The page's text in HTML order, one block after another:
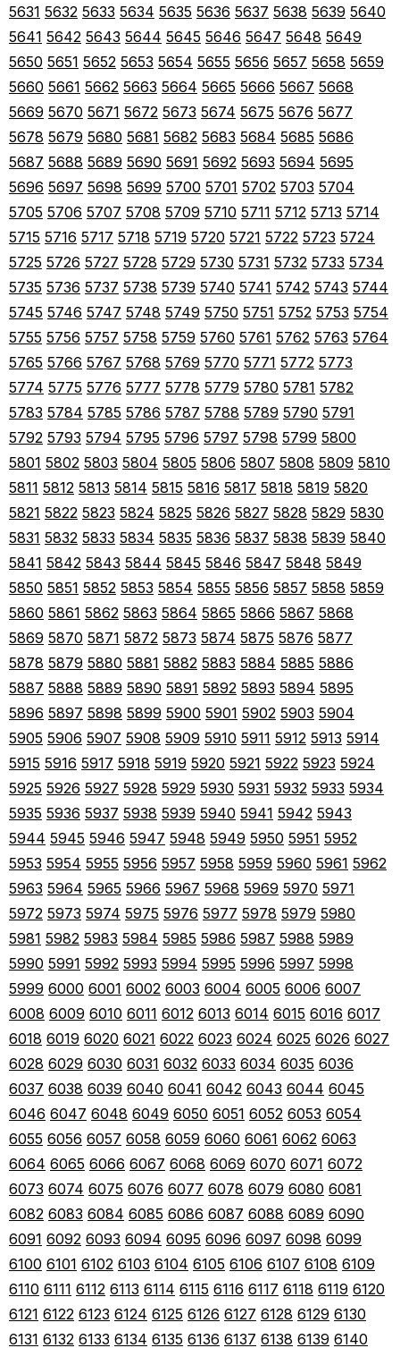
5631 5632 5633 5634 5635 5636 5637 5638 5639 5640
5641 5642 5643 5644 5645 5646 5647 5648 5649
5650 5651 5652 5653 5654 5655 5656 5657 5658 5659
5660 5661 5662 5663 5664 5665 5666 5667 5668
5669 5670 5671 5672 5673 5674 5675 5676 5677
5678 5679 5680 5681 5682 5683 5684 5685 5686
5687 5688 5689 5690 5691 5692 5693 5694 5695
5696 5697 5698 5699 5700 5701 5702 5703 5704
5705 5706 5707 5708 5709 5710 5711 5712 5713 5714
5715 5716 5717 5718 5719 5720 5721 5722 5723 5724
5725 5726 5727 5728 5729 5730 5731 5732 5733 5734
5735 5736 5737 5738 5739 5740 5741 5742 5743 5744
5745 5746 5747 5748 5749 5750 5751 5752 5753 5754
5755 5756 5757 5758 5759 5760 5761 5762 5763 5764
5765 5766 5767 5768 5769 5770 5771 5772 5773
5774 5775 5776 5777 5778 5779 5780 5781 5782
5783 5784 5785 5786 5787 5788 5789 5790 5791
5792 5793 5794 5795 5796 5797 5798 5799 5800
5801 5802 5803 5804 5805 5806 5807 5808 5809 5810
5811 5812 5813 5814 5815 5816 5817 5818 5819 5820
5821 5822 5823 5824 5825 5826 5827 5828 5829 5830
5831 5832 5833 5834 5835 5836 5837 5838 5839 5840
5841 5842 5843 5844 5845 5846 5847 5848 5849
5850 5851 5852 5853 5854 5855 5856 5857 5858 5859
5860 5861 5862 5863 5864 5865 5866 5867 5868
5869 5870 5871 5872 5873 5874 5875 5876 5877
5878 5879 5880 5881 5882 5883 5884 5885 5886
5887 5888 5889 5890 5891 5892 5893 5894 5895
5896 5897 5898 5899 5900 5901 5902 5903 5904
5905 5906 5907 5908 5909 5910 5911 5912 5913 5914
5915 5916 5917 5918 5919 5920 5921 5922 5923 5924
5925 5926 5927 5928 5929 5930 5931 5932 5933 5934
5935 5936 5937 5938 5939 5940 5941 5942 5943
5944 5945 5946 5947 5948 5949 5950 5951 5952
5953 5954 5955 5956 5957 5958 5959 5960 5961 5962
5963 5964 5965 5966 5967 5968 5969 5970 5971
5972 5973 5974 5975 5976 5977 5978 5979 5980
5981 5982 5983 5984 5985 5986 5987 5988 5989
5990 5991 5992 5993 5994 5995 5996 5997 5998
5999 6000 6001 6002 6003 6004 6005 6006 6007
6008 6009 6010 6011 6012 6013 6014 6015 6016 6017
6018 6019 6020 6021 6022 6023 6024 6025 6026 6027
6028 6029 6030 6031 6032 6033 6034 6035 6036
6037 6038 6039 6040 6041 6042 6043 6044 6045
6046 6047 6048 6049 6050 6051 6052 6053 6054
6055 6056 6057 6058 6059 6060 6061 6062 6063
6064 6065 6066 6067 6068 6069 6070 6071 6072
6073 6074 6075 6076 6077 6078 6079 6080 6081
6082 6083 6084 6085 6086 6087 6088 6089 6090
6091 6092 6093 6094 6095 6096 6097 6098 6099
6100 6101 6102 6103 6104 6105 6106 6107 6108 6109
6110 6111 6112 6113 6114 6115 6116 6117 6118 6119 6120
6121 6122 6123 6124 6125 6126 6127 6128 6129 6130
6131 6132 6133 6134 6135 6136 6137 6138 6139 6140